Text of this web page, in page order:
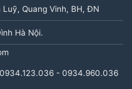
Quang Vinh, BH, ĐN
Hà Nội.
- 0934.960.036